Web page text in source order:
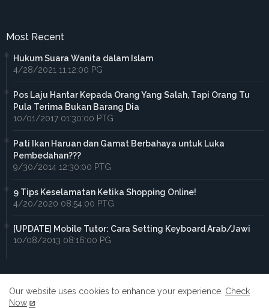
Most Recent
Hukum Suara Wanita dalam Islam
4/28/2021 11:12:00 PG
Pos Laju Hantar Kepada Orang Yang Salah, Tapi Orang Tu
Pula Terima Bukan Barang Dia
10/01/2017 01:30:00 PTG
Pati Ikan Haruan dan Gamat Berbahaya untuk Luka
Pembedahan???
9/30/2014 12:30:00 PTG
9 Tips Keselamatan Ketika Shopping Online!
4/20/2020 08:54:00 PTG
[UPDATE] Mobile Tutor: Cara Setting Keyboard Arab/Jawi
10/08/2013 08:16:00 PG
Our website uses cookies to enhance your experience. Check
Now